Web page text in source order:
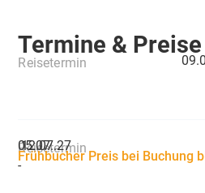
Termine & Preise
Reisetermin
Reisetermin
05.07.
-
12.07.27
Frühbucher Preis bei Buchung